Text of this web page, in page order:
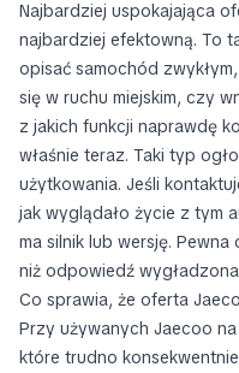
Najbardziej uspokajająca
najbardziej efektowną. To
opisać samochód
się w ruchu miejskim, czy
z jakich funkcji naprawdę
właśnie teraz. Taki typ
użytkowania. Jeśli
jak wyglądało życie z tym
ma silnik lub wersję.
niż odpowiedź
Co sprawia, że oferta
Przy używanych Jaecoo
które trudno